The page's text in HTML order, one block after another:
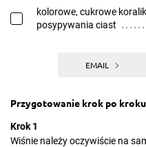
kolorowe, cukrowe
posypywania ciast
EMAIL
Przygotowanie krok po kroku
Krok 1
Wiśnie należy oczywiście na